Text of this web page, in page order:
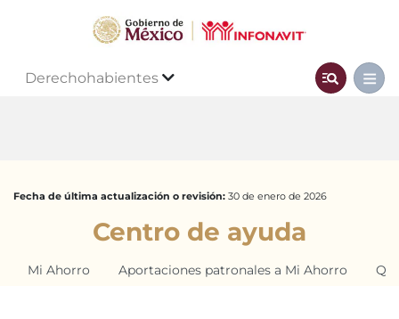
Derechohabientes
Fecha de última actualización o revisión: 30 de enero de 2026
Centro de ayuda
Mi Ahorro Aportaciones patronales a Mi Ahorro